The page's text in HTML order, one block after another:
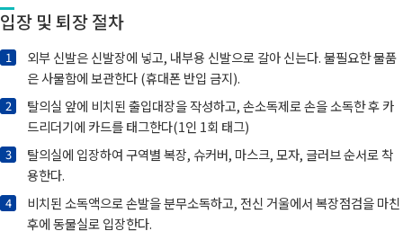
입장 및 퇴장 절차
외부 신발은 신발장에 넣고, 내부용 신발으로 갈아 신는다. 불필요한 물품
은 사물함에 보관한다 (휴대폰 반입 금지).
탈의실 앞에 비치된 출입대장을 작성하고, 손소독제로 손을 소독한 후 카
드리더기에 카드를 태그한다(1인 1회 태그)
탈의실에 입장하여 구역별 복장, 슈커버, 마스크, 모자, 글러브 순서로 착
용한다.
비치된 소독액으로 손발을 분무소독하고, 전신 거울에서 복장점검을 마친
후에 동물실로 입장한다.